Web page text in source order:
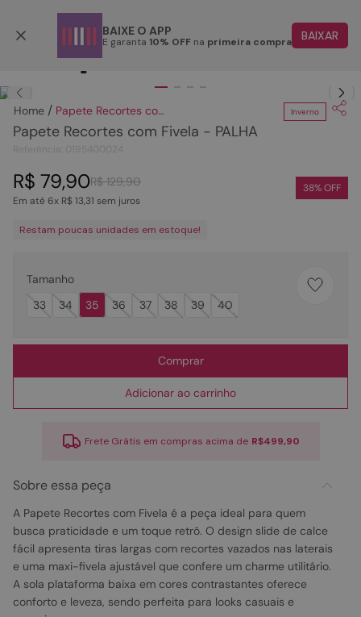
BAIXE O APP
E garanta 10% OFF na primeira compra BAIXAR
Papete Recortes com Fivela - PALHA Inverno
Papete Recortes com Fivela - PALHA
R$ 129,90
R$ 79,90
Em até6x R$13,31 sem juros
38% OFF
Restam poucas unidades em estoque!
Tamanho
33
34 35 37
36 38 39 40
Comprar
Adicionar ao carrinho
Frete Grátis em compras acima de R$499,90
Sobre essa peça
A Papete Recortes com Fivela é a peça ideal para quem
busca praticidade e um toque retrô. O design slide de calce
fácil apresenta tiras largas com recortes vazados nas laterais
e uma maxi-fivela ajustável que confere um charme utilitário.
A sola plataforma baixa em cores contrastantes oferece
conforto e leveza, sendo perfeita para looks casuais e
1
2º
tenis
4º
rasteira
5º
sandalia
6º
tamanco
sapatilha
couro
10º scarpin